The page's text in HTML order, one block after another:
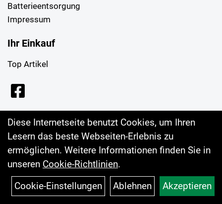
Batterieentsorgung
Impressum
Ihr Einkauf
Top Artikel
Diese Internetseite benutzt Cookies, um Ihren
Lesern das beste Webseiten-Erlebnis zu
ermöglichen. Weitere Informationen finden Sie in
unseren Cookie-Richtlinien.
Cookie-Einstellungen
Ablehnen Akzeptieren